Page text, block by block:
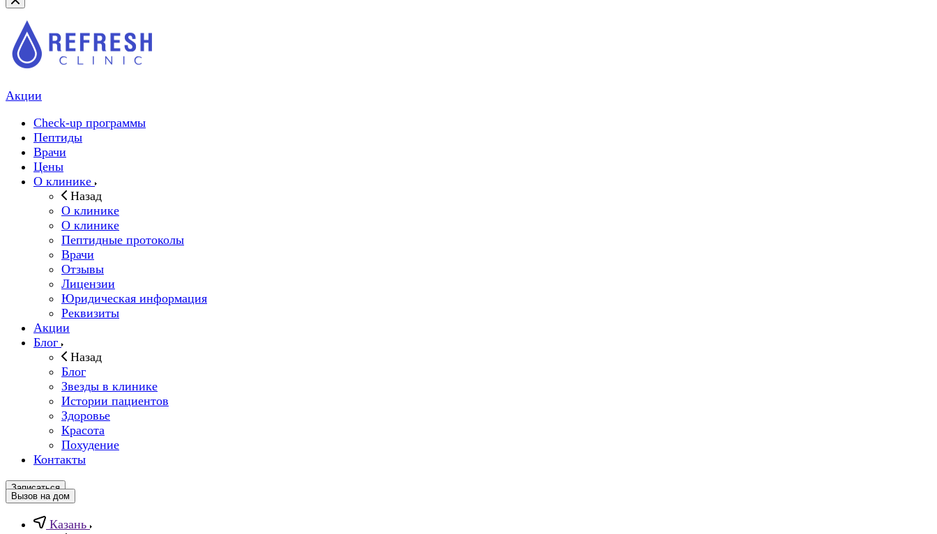
Акции
Check-up программы
Пептиды
Врачи
Цены
О клинике
Назад
О клинике
О клинике
Пептидные протоколы
Врачи
Отзывы
Лицензии
Юридическая информация
Реквизиты
Акции
Блог
Назад
Блог
Звезды в клинике
Истории пациентов
Здоровье
Красота
Похудение
Контакты
Записаться
Вызов на дом
Казань